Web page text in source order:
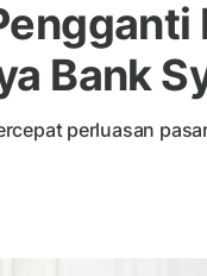
Bank
perluasan